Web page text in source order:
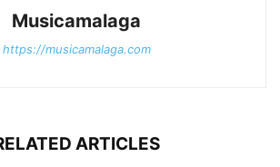
Musicamalaga
https://musicamalaga.com
ARTICLES